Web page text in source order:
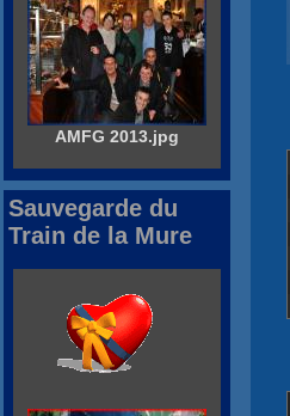
AMFG 2013.jpg
Sauvegarde du
Train de la Mure